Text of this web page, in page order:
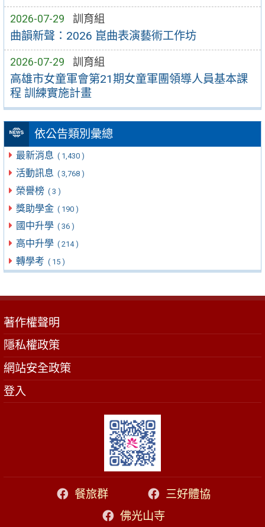
2026-07-29 訓育組
曲韻新聲：2026 崑曲表演藝術工作坊
2026-07-29 訓育組
高雄市女童軍會第21期女童軍團領導人員基本課
程 訓練實施計畫
依公告類別彙總
最新消息 ( 1,430 )
活動訊息 ( 3,768 )
榮譽榜 ( 3 )
獎助學金 ( 190 )
國中升學 ( 36 )
高中升學 ( 214 )
轉學考 ( 15 )
著作權聲明
隱私權政策
網站安全政策
登入
餐旅群
三好體協
佛光山寺